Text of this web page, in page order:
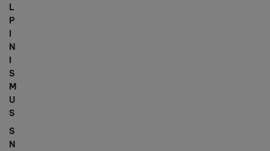
L
P
I
N
I
S
M
U
S
S
N